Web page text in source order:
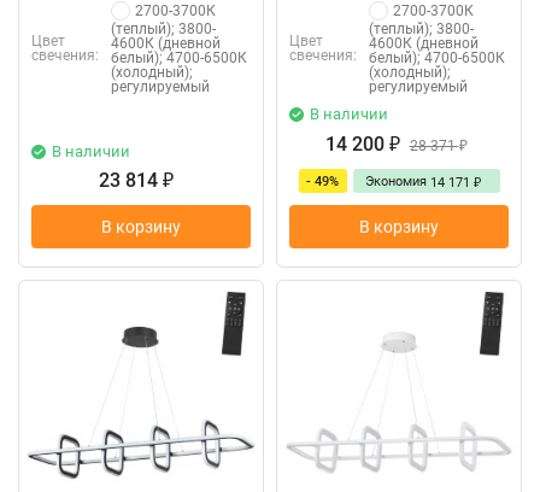
Цвет
свечения:
2700-3700К
(теплый); 3800-
4600К (дневной
белый); 4700-6500К
(холодный);
регулируемый
В наличии
23 814 ₽
В корзину
Цвет
свечения:
2700-3700К
(теплый); 3800-
4600К (дневной
белый); 4700-6500К
(холодный);
регулируемый
В наличии
14 200 ₽ 28 371₽
- 49% Экономия 14 171 ₽
В корзину